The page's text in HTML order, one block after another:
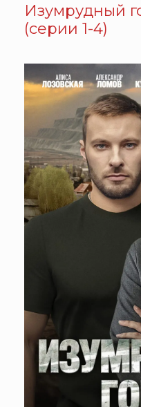
Изумрудный
(серии 1-4)